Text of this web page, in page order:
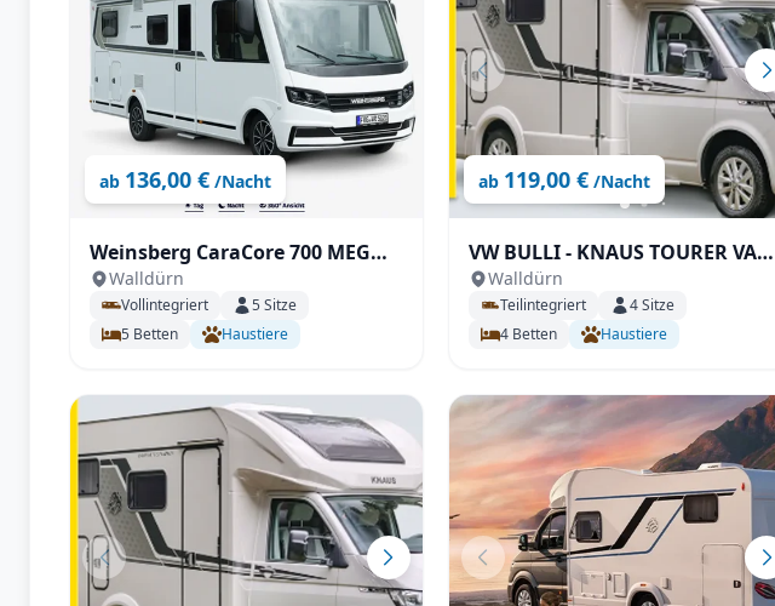
Zurücksetzen
ab 136,00 € /Nacht
Weinsberg CaraCore 700 MEG
Light
Walldürn
Vollintegriert 5Sitze
5 Betten Haustiere
ab 119,00 € /Nacht
VW BULLI - KNAUS TOURER VAN
500 MQ
Walldürn
Teilintegriert 4 Sitze
4 Betten Haustiere